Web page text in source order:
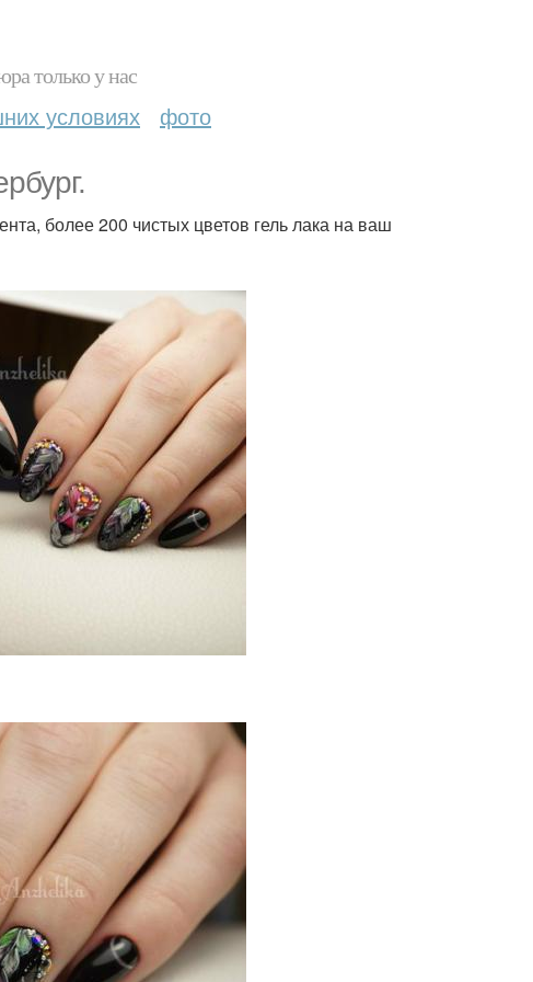
только у нас
условиях фото
более 200 чистых цветов гель лака на ваш